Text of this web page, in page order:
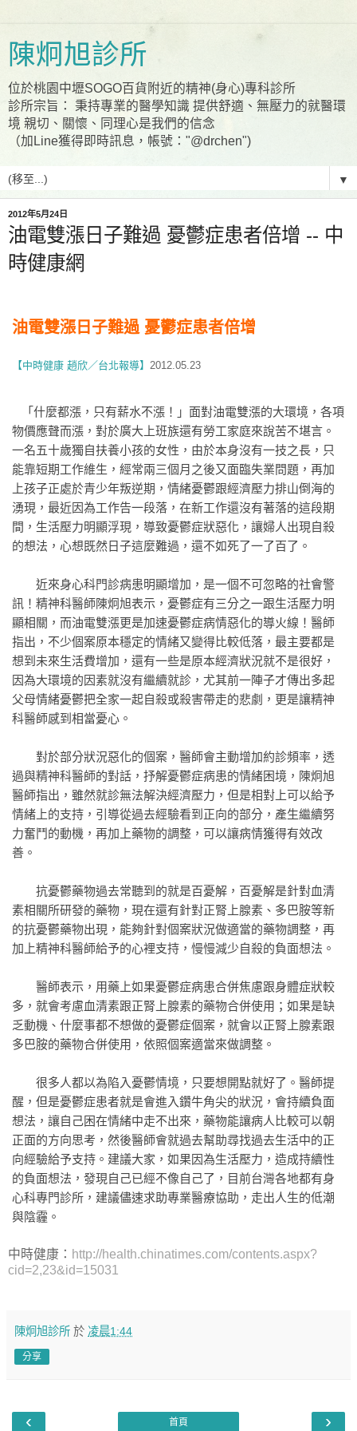
陳炯旭診所
位於桃園中壢SOGO百貨附近的精神(身心)專科診所
診所宗旨： 秉持專業的醫學知識 提供舒適、無壓力的就醫環
境 親切、關懷、同理心是我們的信念
（加Line獲得即時訊息，帳號："@drchen")
▼
2012年5月24日
油電雙漲日子難過 憂鬱症患者倍增 -- 中
時健康網
油電雙漲日子難過 憂鬱症患者倍增
【中時健康 趙欣／台北報導】 2012.05.23
「什麼都漲，只有薪水不漲！」面對油電雙漲的大環境，各項
物價應聲而漲，對於廣大上班族還有勞工家庭來說苦不堪言。
一名五十歲獨自扶養小孩的女性，由於本身沒有一技之長，只
能靠短期工作維生，經常兩三個月之後又面臨失業問題，再加
上孩子正處於青少年叛逆期，情緒憂鬱跟經濟壓力排山倒海的
湧現，最近因為工作告一段落，在新工作還沒有著落的這段期
間，生活壓力明顯浮現，導致憂鬱症狀惡化，讓婦人出現自殺
的想法，心想既然日子這麼難過，還不如死了一了百了。
近來身心科門診病患明顯增加，是一個不可忽略的社會警
訊！精神科醫師陳炯旭表示，憂鬱症有三分之一跟生活壓力明
顯相關，而油電雙漲更是加速憂鬱症病情惡化的導火線！醫師
指出，不少個案原本穩定的情緒又變得比較低落，最主要都是
想到未來生活費增加，還有一些是原本經濟狀況就不是很好，
因為大環境的因素就沒有繼續就診，尤其前一陣子才傳出多起
父母情緒憂鬱把全家一起自殺或殺害帶走的悲劇，更是讓精神
科醫師感到相當憂心。
對於部分狀況惡化的個案，醫師會主動增加約診頻率，透
過與精神科醫師的對話，抒解憂鬱症病患的情緒困境，陳炯旭
醫師指出，雖然就診無法解決經濟壓力，但是相對上可以給予
情緒上的支持，引導從過去經驗看到正向的部分，產生繼續努
力奮鬥的動機，再加上藥物的調整，可以讓病情獲得有效改
善。
抗憂鬱藥物過去常聽到的就是百憂解，百憂解是針對血清
素相關所研發的藥物，現在還有針對正腎上腺素、多巴胺等新
的抗憂鬱藥物出現，能夠針對個案狀況做適當的藥物調整，再
加上精神科醫師給予的心裡支持，慢慢減少自殺的負面想法。
醫師表示，用藥上如果憂鬱症病患合併焦慮跟身體症狀較
多，就會考慮血清素跟正腎上腺素的藥物合併使用；如果是缺
乏動機、什麼事都不想做的憂鬱症個案，就會以正腎上腺素跟
多巴胺的藥物合併使用，依照個案適當來做調整。
很多人都以為陷入憂鬱情境，只要想開點就好了。醫師提
醒，但是憂鬱症患者就是會進入鑽牛角尖的狀況，會持續負面
想法，讓自己困在情緒中走不出來，藥物能讓病人比較可以朝
正面的方向思考，然後醫師會就過去幫助尋找過去生活中的正
向經驗給予支持。建議大家，如果因為生活壓力，造成持續性
的負面想法，發現自己已經不像自己了，目前台灣各地都有身
心科專門診所，建議儘速求助專業醫療協助，走出人生的低潮
與陰霾。
中時健康： http://health.chinatimes.com/contents.aspx?
cid=2,23&id=15031
陳炯旭診所 於 凌晨1:44
分享
‹ ›
首頁